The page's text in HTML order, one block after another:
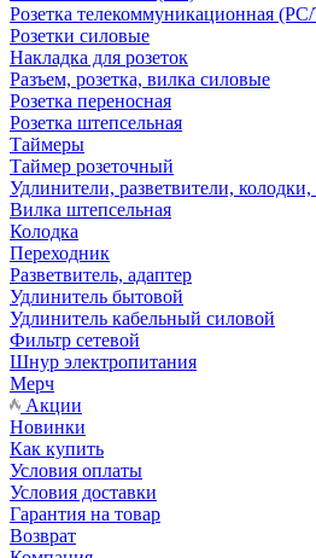
Розетка телекоммуникационная
Розетки силовые
Накладка для розеток
Разъем, розетка, вилка силовые
Розетка переносная
Розетка штепсельная
Таймеры
Таймер розеточный
Удлинители, разветвители,
Вилка штепсельная
Колодка
Переходник
Разветвитель, адаптер
Удлинитель бытовой
Удлинитель кабельный силовой
Фильтр сетевой
Шнур электропитания
Мерч
Акции
Новинки
Как купить
Условия оплаты
Условия доставки
Гарантия на товар
Возврат